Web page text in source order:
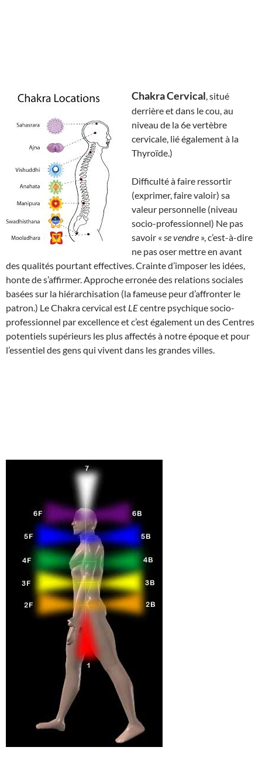
Chakra Cervical, situé
derrière et dans le cou, au
niveau de la 6e vertèbre
cervicale, lié également à la
Thyroïde.)
Difficulté à faire ressortir
(exprimer, faire valoir) sa
valeur personnelle (niveau
socio-professionnel) Ne pas
savoir « se vendre », c’est-à-dire
ne pas oser mettre en avant
des qualités pourtant effectives. Crainte d’imposer les idées,
honte de s’affirmer. Approche erronée des relations sociales
basées sur la hiérarchisation (la fameuse peur d’affronter le
patron.) Le Chakra cervical est LEcentre psychique socio-
professionnel par excellence et c’est également un des Centres
potentiels supérieurs les plus affectés à notre époque et pour
l’essentiel des gens qui vivent dans les grandes villes.